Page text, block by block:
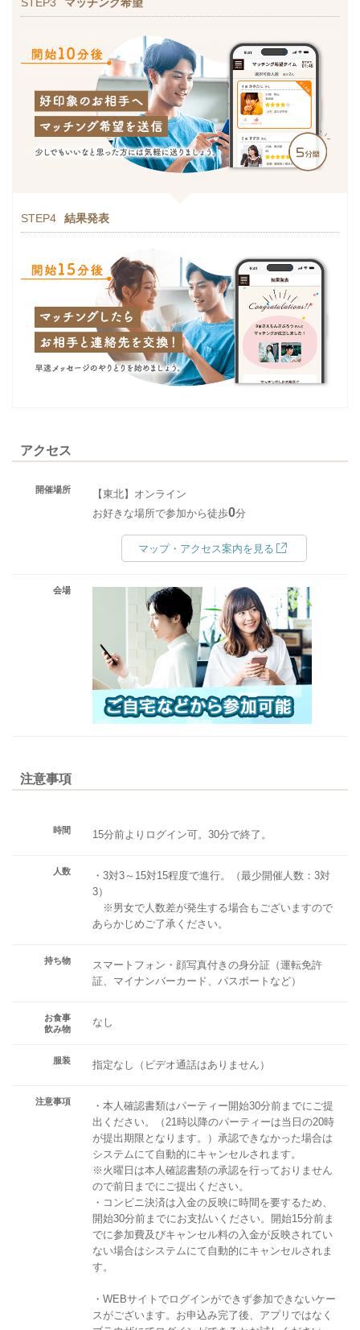
STEP3 マッチング希望
STEP4 結果発表
アクセス
開催場所
【東北】オンライン
お好きな場所で参加から徒歩0分
マップ・アクセス案内を見る
会場
注意事項
時間 15分前よりログイン可。30分で終了。
人数
・3対3～15対15程度で進行。（最少開催人数：3対
3）
※男女で人数差が発生する場合もございますので
あらかじめご了承ください。
持ち物
スマートフォン・顔写真付きの身分証（運転免許
証、マイナンバーカード、パスポートなど）
お食事
飲み物
なし
服装 指定なし（ビデオ通話はありません）
注意事項
・本人確認書類はパーティー開始30分前までにご提
出ください。（21時以降のパーティーは当日の20時
が提出期限となります。）承認できなかった場合は
システムにて自動的にキャンセルされます。
※火曜日は本人確認書類の承認を行っておりません
ので前日までにご提出ください。
・コンビニ決済は入金の反映に時間を要するため、
開始30分前までにお支払いください。開始15分前ま
でに参加費及びキャンセル料の入金が反映されてい
ない場合はシステムにて自動的にキャンセルされま
す。
・WEBサイトでログインができず参加できないケー
スがございます。お申込み完了後、アプリではなく